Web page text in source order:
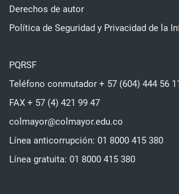
Derechos de autor
Política de Seguridad y Privacidad de la
PQRSF
Teléfono conmutador + 57 (604) 444 56
FAX + 57 (4) 421 99 47
colmayor@colmayor.edu.co
Línea anticorrupción: 01 8000 415 380
Línea gratuita: 01 8000 415 380